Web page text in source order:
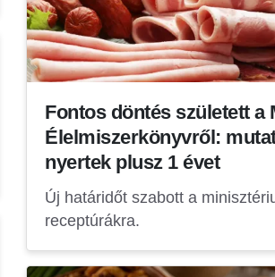
Fontos döntés született a
Élelmiszerkönyvről:
nyertek plusz 1 évet
Új határidőt szabott a
receptúrákra.